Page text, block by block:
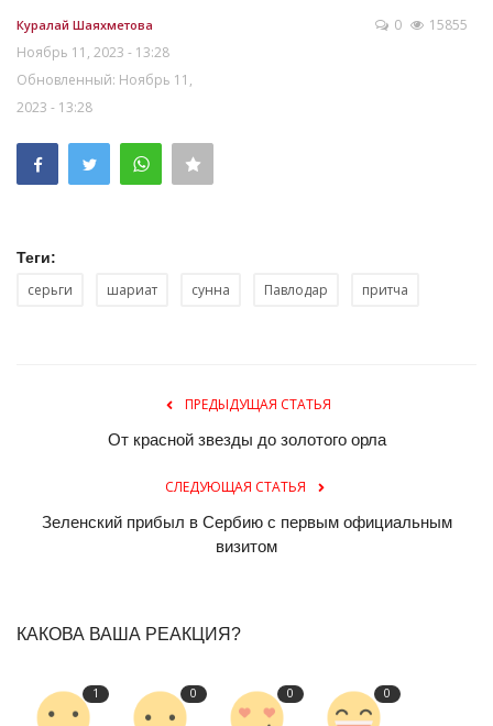
Куралай Шаяхметова
Ноябрь 11, 2023 - 13:28
Обновленный: Ноябрь 11,
2023 - 13:28
0 15855
Теги:
серьги шариат сунна Павлодар притча
ПРЕДЫДУЩАЯ СТАТЬЯ
От красной звезды до золотого орла
СЛЕДУЮЩАЯ СТАТЬЯ
Зеленский прибыл в Сербию с первым официальным
визитом
КАКОВА ВАША РЕАКЦИЯ?
1 0 0 0